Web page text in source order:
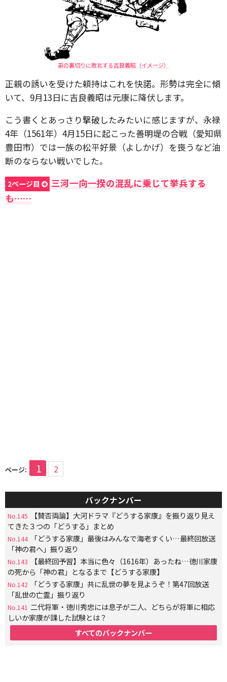
弟の裏切りに敗北する吉良義昭（イメージ）
正親の誘いを受けた頼持はこれを快諾。形勢は完全に傾
いて、9月13日に吉良義昭は元康に降伏します。
こう書くとあっさり撃破したみたいに感じますが、永禄
4年（1561年）4月15日に起こった善明堤の合戦（愛知県
豊田市）では一族の松平好景（よしかげ）を喪うなど油
断のならない戦いでした。
2ページ目
三河一向一揆の混乱に乗じて挙兵する
も……
ページ: 1 2
バックナンバー
No.145
【賛否両論】大河ドラマ『どうする家康』を振り返り見え
てきた３つの「どうする」まとめ
No.144
「どうする家康」最後はみんなで海老すくい…最終回放送
「神の君へ」振り返り
No.143
【最終回予習】本当に色々（1616年）あったね…徳川家康
の死から「神の君」となるまで【どうする家康】
No.142
「どうする家康」共に乱世の夢を見ようぞ！第47回放送
「乱世の亡霊」振り返り
No.141 二代将軍・徳川秀忠には息子が二人、どちらが将軍に相応
しいか家康が課した試験とは？
すべてのバックナンバー